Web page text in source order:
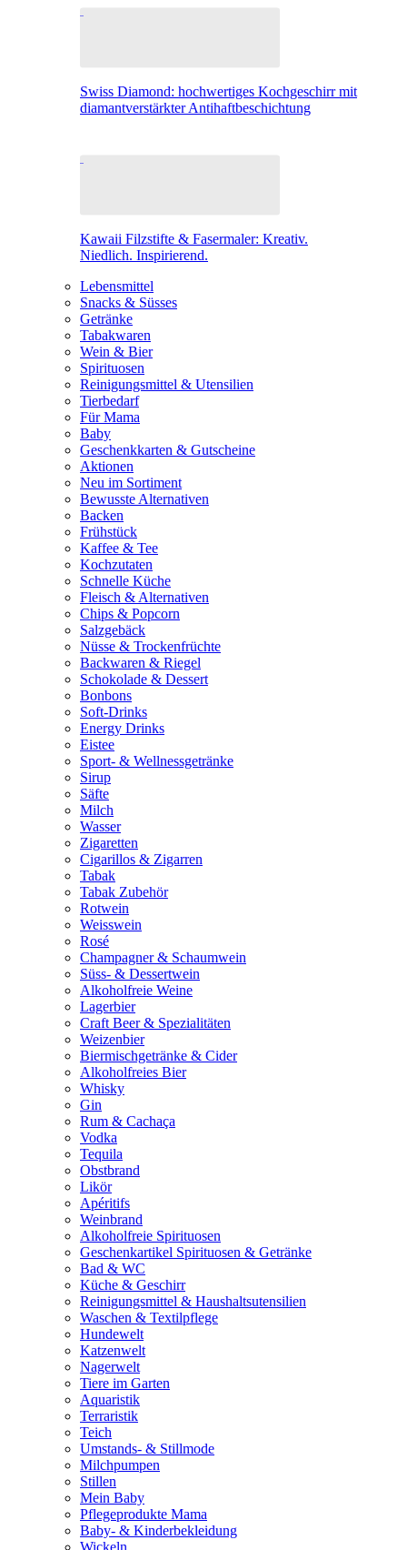
Swiss Diamond: hochwertiges Kochgeschirr mit
diamantverstärkter Antihaftbeschichtung
Kawaii Filzstifte & Fasermaler: Kreativ.
Niedlich. Inspirierend.
Lebensmittel
Snacks & Süsses
Getränke
Tabakwaren
Wein & Bier
Spirituosen
Reinigungsmittel & Utensilien
Tierbedarf
Für Mama
Baby
Geschenkkarten & Gutscheine
Aktionen
Neu im Sortiment
Bewusste Alternativen
Backen
Frühstück
Kaffee & Tee
Kochzutaten
Schnelle Küche
Fleisch & Alternativen
Chips & Popcorn
Salzgebäck
Nüsse & Trockenfrüchte
Backwaren & Riegel
Schokolade & Dessert
Bonbons
Soft-Drinks
Energy Drinks
Eistee
Sport- & Wellnessgetränke
Sirup
Säfte
Milch
Wasser
Zigaretten
Cigarillos & Zigarren
Tabak
Tabak Zubehör
Rotwein
Weisswein
Rosé
Champagner & Schaumwein
Süss- & Dessertwein
Alkoholfreie Weine
Lagerbier
Craft Beer & Spezialitäten
Weizenbier
Biermischgetränke & Cider
Alkoholfreies Bier
Whisky
Gin
Rum & Cachaça
Vodka
Tequila
Obstbrand
Likör
Apéritifs
Weinbrand
Alkoholfreie Spirituosen
Geschenkartikel Spirituosen & Getränke
Bad & WC
Küche & Geschirr
Reinigungsmittel & Haushaltsutensilien
Waschen & Textilpflege
Hundewelt
Katzenwelt
Nagerwelt
Tiere im Garten
Aquaristik
Terraristik
Teich
Umstands- & Stillmode
Milchpumpen
Stillen
Mein Baby
Pflegeprodukte Mama
Baby- & Kinderbekleidung
Wickeln